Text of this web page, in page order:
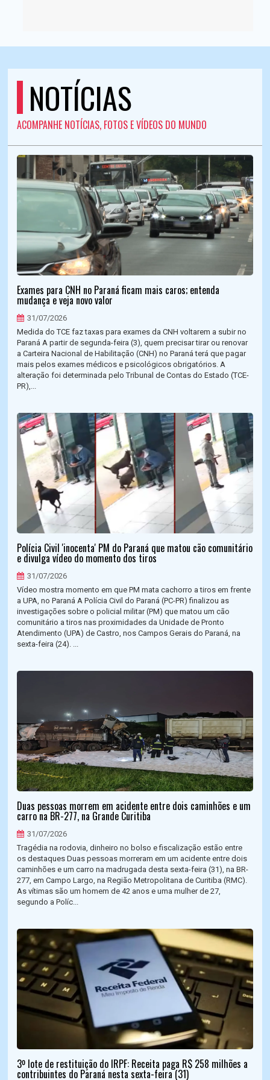
NOTÍCIAS
ACOMPANHE NOTÍCIAS, FOTOS E VÍDEOS DO MUNDO
Exames para CNH no Paraná ficam mais caros; entenda
mudança e veja novo valor
31/07/2026
Medida do TCE faz taxas para exames da CNH voltarem a subir no
Paraná A partir de segunda-feira (3), quem precisar tirar ou renovar
a Carteira Nacional de Habilitação (CNH) no Paraná terá que pagar
mais pelos exames médicos e psicológicos obrigatórios. A
alteração foi determinada pelo Tribunal de Contas do Estado (TCE-
PR),...
Polícia Civil 'inocenta' PM do Paraná que matou cão comunitário
e divulga vídeo do momento dos tiros
31/07/2026
Vídeo mostra momento em que PM mata cachorro a tiros em frente
a UPA, no Paraná A Polícia Civil do Paraná (PC-PR) finalizou as
investigações sobre o policial militar (PM) que matou um cão
comunitário a tiros nas proximidades da Unidade de Pronto
Atendimento (UPA) de Castro, nos Campos Gerais do Paraná, na
sexta-feira (24). ...
Duas pessoas morrem em acidente entre dois caminhões e um
carro na BR-277, na Grande Curitiba
31/07/2026
Tragédia na rodovia, dinheiro no bolso e fiscalização estão entre
os destaques Duas pessoas morreram em um acidente entre dois
caminhões e um carro na madrugada desta sexta-feira (31), na BR-
277, em Campo Largo, na Região Metropolitana de Curitiba (RMC).
As vítimas são um homem de 42 anos e uma mulher de 27,
segundo a Políc...
3º lote de restituição do IRPF: Receita paga R$ 258 milhões a
contribuintes do Paraná nesta sexta-feira (31)